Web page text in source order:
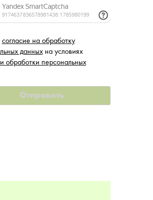
согласие на обработку
данныхна условиях
обработки персональных